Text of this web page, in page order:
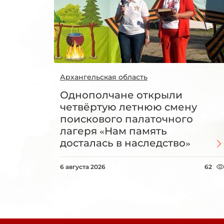
Архангельская область
Однополчане открыли
четвёртую летнюю смену
поискового палаточного
лагеря «Нам память
досталась в наследство»
6 августа 2026 62